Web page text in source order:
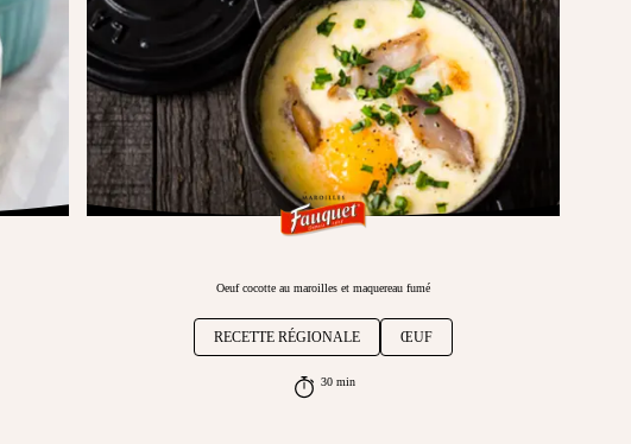
Oeuf cocotte au maroilles et maquereau fumé
RECETTE RÉGIONALE ŒUF
30 min